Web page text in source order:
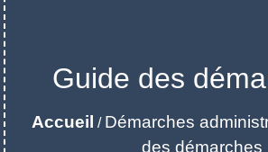
Guide des
Accueil / Démarches
des démarches